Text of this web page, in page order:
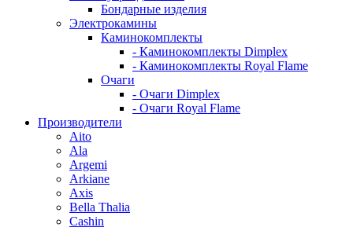
Бондарные изделия
Электрокамины
Каминокомплекты
- Каминокомплекты Dimplex
- Каминокомплекты Royal Flame
Очаги
- Очаги Dimplex
- Очаги Royal Flame
Производители
Aito
Ala
Argemi
Arkiane
Axis
Bella Thalia
Cashin